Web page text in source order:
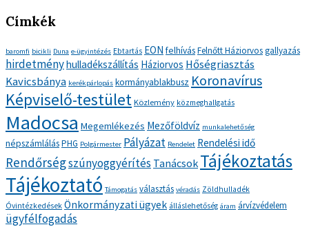
Címkék
baromfi bicikli Duna e-ügyintézés Ebtartás EON felhívásFelnőtt Háziorvosgallyazás
hirdetményhulladékszállítás Háziorvos Hőségriasztás
Kavicsbánya kerékpárlopás kormányablakbusz Koronavírus
Képviselő-testület Közlemény közmeghallgatás
Madocsa Megemlékezés Mezőföldvíz munkalehetőség
népszámlálásPHG Polgármester Pályázat Rendelet Rendelési idő
Rendőrségszúnyoggyérítés Tanácsok Tájékoztatás
Tájékoztató Támogatás választás véradás Zöldhulladék
Óvintézkedések Önkormányzati ügyek álláslehetőség áram árvízvédelem
ügyfélfogadás